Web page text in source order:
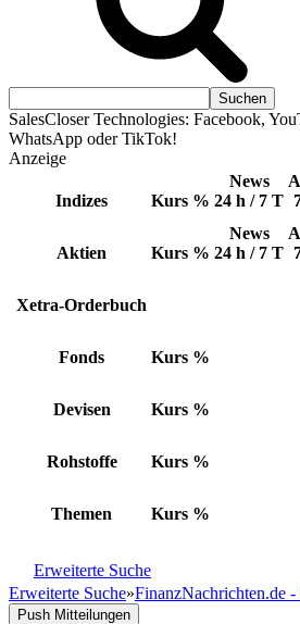
SalesCloser Technologies: Facebook,
WhatsApp oder TikTok!
Anzeige
Indizes Kurs %
News
24 h / 7 T
Aktien Kurs %
News
24 h / 7 T
Xetra-Orderbuch
Fonds Kurs %
Devisen Kurs %
Rohstoffe Kurs %
Themen Kurs %
Erweiterte Suche
Erweiterte Suche»FinanzNachrichten.de
Push Mitteilungen